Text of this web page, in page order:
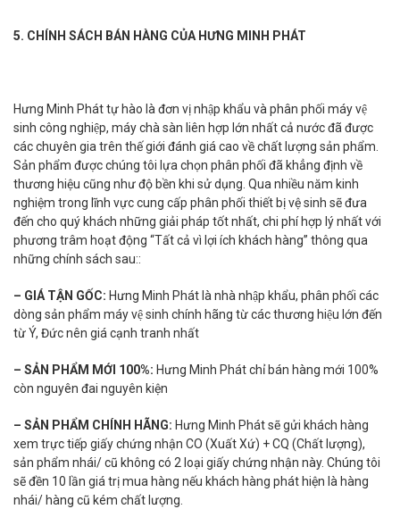
5. CHÍNH SÁCH BÁN HÀNG CỦA HƯNG MINH PHÁT
Hưng Minh Phát tự hào là đơn vị nhập khẩu và phân phối máy vệ
sinh công nghiệp, máy chà sàn liên hợp lớn nhất cả nước đã được
các chuyên gia trên thế giới đánh giá cao về chất lượng sản phẩm.
Sản phẩm được chúng tôi lựa chọn phân phối đã khẳng định về
thương hiệu cũng như độ bền khi sử dụng. Qua nhiều năm kinh
nghiệm trong lĩnh vực cung cấp phân phối thiết bị vệ sinh sẽ đưa
đến cho quý khách những giải pháp tốt nhất, chi phí hợp lý nhất với
phương trâm hoạt động “Tất cả vì lợi ích khách hàng” thông qua
những chính sách sau::
– GIÁ TẬN GỐC: Hưng Minh Phát là nhà nhập khẩu, phân phối các
dòng sản phẩm máy vệ sinh chính hãng từ các thương hiệu lớn đến
từ Ý, Đức nên giá cạnh tranh nhất
– SẢN PHẨM MỚI 100%: Hưng Minh Phát chỉ bán hàng mới 100%
còn nguyên đai nguyên kiện
– SẢN PHẨM CHÍNH HÃNG: Hưng Minh Phát sẽ gửi khách hàng
xem trực tiếp giấy chứng nhận CO (Xuất Xứ) + CQ (Chất lượng),
sản phẩm nhái/ cũ không có 2 loại giấy chứng nhận này. Chúng tôi
sẽ đền 10 lần giá trị mua hàng nếu khách hàng phát hiện là hàng
nhái/ hàng cũ kém chất lượng.